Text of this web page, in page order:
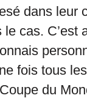
dans leur
cas. C’est
fois tous
du